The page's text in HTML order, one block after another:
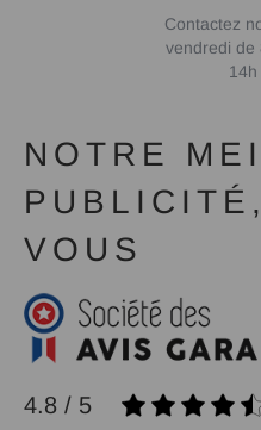
Contactez
vendredi de
NOTRE
VOUS
4.8 / 5